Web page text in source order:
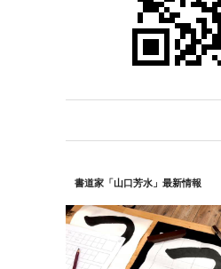
書道家「山口芳水」最新情報